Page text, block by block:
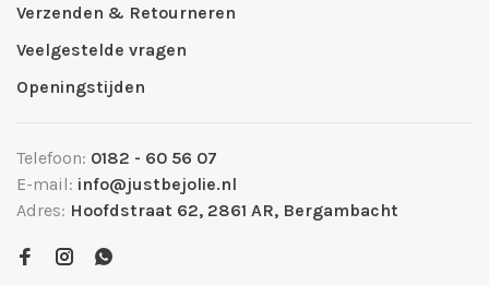
Verzenden & Retourneren
Veelgestelde vragen
Openingstijden
Telefoon: 0182 - 60 56 07
E-mail: info@justbejolie.nl
Adres: Hoofdstraat 62, 2861 AR, Bergambacht